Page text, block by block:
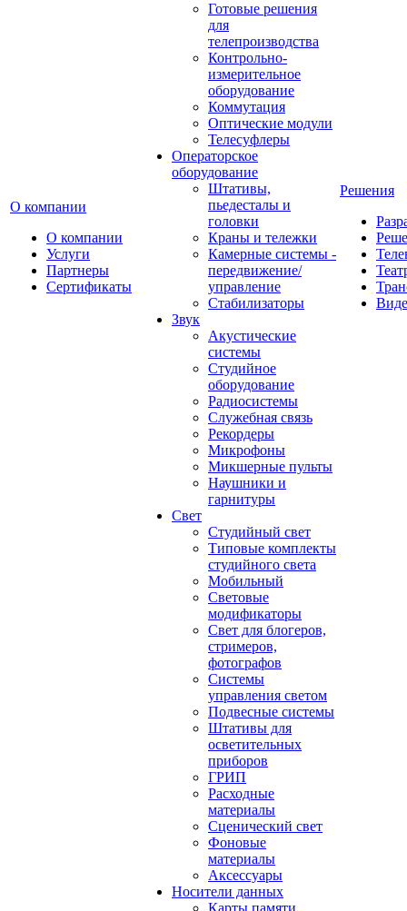
О компании
О компании
Услуги
Партнеры
Сертификаты
Готовые решения
для
телепроизводства
Контрольно-
измерительное
оборудование
Коммутация
Оптические модули
Телесуфлеры
Операторское
оборудование
Штативы,
пьедесталы и
головки
Краны и тележки
Камерные системы -
передвижение/
управление
Стабилизаторы
Звук
Акустические
системы
Студийное
оборудование
Радиосистемы
Служебная связь
Рекордеры
Микрофоны
Микшерные пульты
Наушники и
гарнитуры
Свет
Студийный свет
Типовые комплекты
студийного света
Мобильный
Световые
модификаторы
Свет для блогеров,
стримеров,
фотографов
Системы
управления светом
Подвесные системы
Штативы для
осветительных
приборов
ГРИП
Расходные
материалы
Сценический свет
Фоновые
материалы
Аксессуары
Носители данных
Карты памяти
Решения